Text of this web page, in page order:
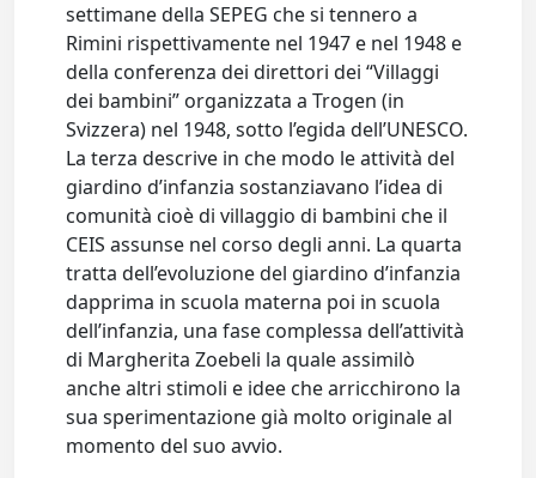
settimane della SEPEG che si tennero a
Rimini rispettivamente nel 1947 e nel 1948 e
della conferenza dei direttori dei “Villaggi
dei bambini” organizzata a Trogen (in
Svizzera) nel 1948, sotto l’egida dell’UNESCO.
La terza descrive in che modo le attività del
giardino d’infanzia sostanziavano l’idea di
comunità cioè di villaggio di bambini che il
CEIS assunse nel corso degli anni. La quarta
tratta dell’evoluzione del giardino d’infanzia
dapprima in scuola materna poi in scuola
dell’infanzia, una fase complessa dell’attività
di Margherita Zoebeli la quale assimilò
anche altri stimoli e idee che arricchirono la
sua sperimentazione già molto originale al
momento del suo avvio.